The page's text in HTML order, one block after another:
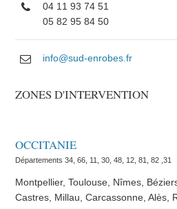
04 11 93 74 51
05 82 95 84 50
info@sud-enrobes.fr
ZONES D'INTERVENTION
OCCITANIE
Départements 34, 66, 11, 30, 48, 12, 81, 82 ,31
Montpellier, Toulouse, Nîmes,
Castres, Millau, Carcassonne, Alès,